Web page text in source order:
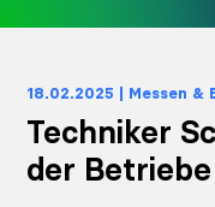
18.02.2025 | Messen &
Techniker
der Betriebe